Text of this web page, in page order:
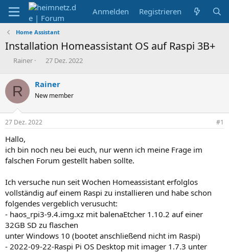
Anmelden Registrieren
Home Assistant
Installation Homeassistant OS auf Raspi 3B+
E
s
t
e
l
l
e
Rainer
E
t
e
l
27 Dez. 2022
R Rainer
New member
27 Dez. 2022 #1
Hallo,
ich bin noch neu bei euch, nur wenn ich meine Frage im
falschen Forum gestellt haben sollte.
Ich versuche nun seit Wochen Homeassistant erfolglos
vollständig auf einem Raspi zu installieren und habe schon
folgendes vergeblich verusucht:
- haos_rpi3-9.4.img.xz mit balenaEtcher 1.10.2 auf einer
32GB SD zu flaschen
unter Windows 10 (bootet anschließend nicht im Raspi)
- 2022-09-22-Raspi Pi OS Desktop mit imager 1.7.3 unter